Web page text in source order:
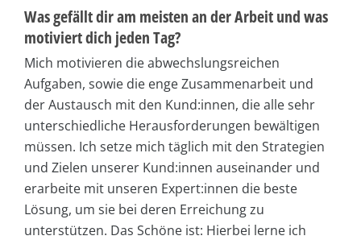
Was gefällt dir am meisten an der Arbeit und was
motiviert dich jeden Tag?
Mich motivieren die abwechslungsreichen
Aufgaben, sowie die enge Zusammenarbeit und
der Austausch mit den Kund:innen, die alle sehr
unterschiedliche Herausforderungen bewältigen
müssen. Ich setze mich täglich mit den Strategien
und Zielen unserer Kund:innen auseinander und
erarbeite mit unseren Expert:innen die beste
Lösung, um sie bei deren Erreichung zu
unterstützen. Das Schöne ist: Hierbei lerne ich